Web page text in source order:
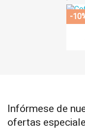
-
Infórmese de
ofertas